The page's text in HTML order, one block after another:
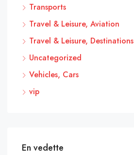
Transports
Travel & Leisure, Aviation
Travel & Leisure, Destinations
Uncategorized
Vehicles, Cars
vip
En vedette